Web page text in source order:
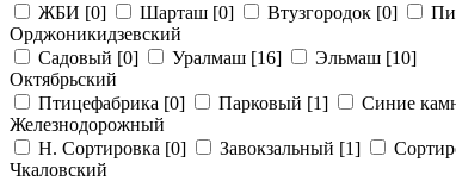
ЖБИ [0] Шарташ [0] Втузгородок [0]
Орджоникидзевский
Садовый [0] Уралмаш [16] Эльмаш [10]
Октябрьский
Птицефабрика [0] Парковый [1] Синие
Железнодорожный
Н. Сортировка [0] Завокзальный [1]
Чкаловский